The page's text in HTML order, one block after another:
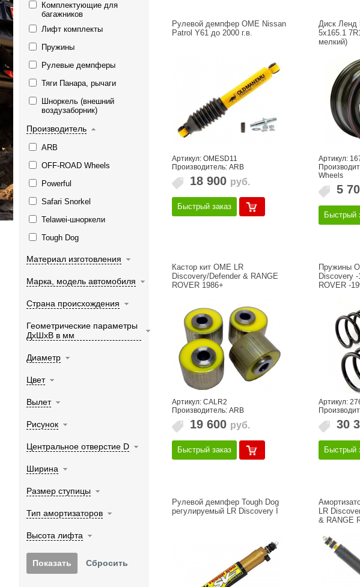
Комплектующие для
багажников
Лифт комплекты
Пружины
Рулевые демпферы
Тяги Панара, рычаги
Шноркель (внешний
воздузаборник)
Производитель
ARB
OFF-ROAD Wheels
Powerful
Safari Snorkel
Telawei-шноркели
Tough Dog
Материал изготовления
Марка, модель автомобиля
Страна происхождения
Геометрические параметры
ДхШхВ в мм
Диаметр
Цвет
Вылет
Рисунок
Центральное отверстие D
Ширина
Размер ступицы
Тип амортизаторов
Высота лифта
Рулевой демпфер OME Nissan
Patrol Y61 до 2000 г.в.
Артикул: OMESD11
Производитель: ARB
18 900 руб.
Быстрый заказ
Диск Ленд
5x165.1
мелкий)
Артикул:
Wheels
5
Быстрый
Кастор кит OME LR
Discovery/Defender & RANGE
ROVER 1986+
Артикул: CALR2
Производитель: ARB
19 600 руб.
Быстрый заказ
Пружины
Discovery
ROVER -
Артикул:
30
Быстрый
Рулевой демпфер Tough Dog
регулируемый LR Discovery I
LR
& RANGE